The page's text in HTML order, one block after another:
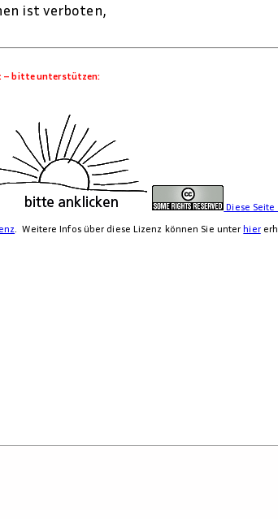
ist verboten,
– bitte unterstützen:
Diese
. Weitere Infos über diese Lizenz können Sie unterhier